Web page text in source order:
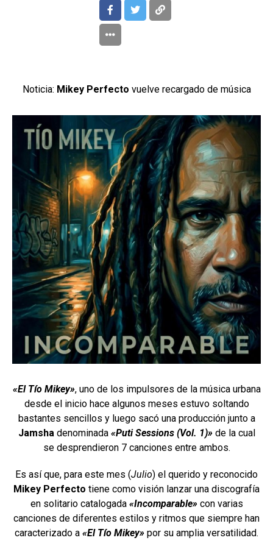
Noticia: Mikey Perfecto vuelve recargado de música
«El Tío Mikey», uno de los impulsores de la música urbana
desde el inicio hace algunos meses estuvo soltando
bastantes sencillos y luego sacó una producción junto a
Jamsha denominada «Puti Sessions (Vol. 1)»de la cual
se desprendieron 7 canciones entre ambos.
Es así que, para este mes (Julio) el querido y reconocido
Mikey Perfecto tiene como visión lanzar una discografía
en solitario catalogada «Incomparable»con varias
canciones de diferentes estilos y ritmos que siempre han
caracterizado a «El Tío Mikey» por su amplia versatilidad.